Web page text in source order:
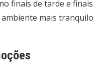
finais de tarde e finais
mais tranquilo